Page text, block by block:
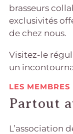
brasseurs
exclusivités
de chez nous.
Visitez-le
un
LES
Partout
L’association